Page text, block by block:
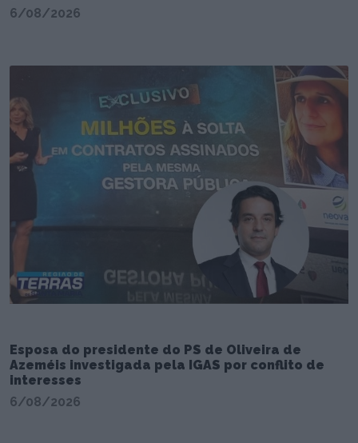
6/08/2026
Esposa do presidente do PS de Oliveira de
Azeméis investigada pela IGAS por conflito de
interesses
6/08/2026